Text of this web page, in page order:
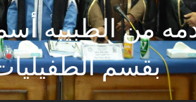
الطبيبة
الطفيليات